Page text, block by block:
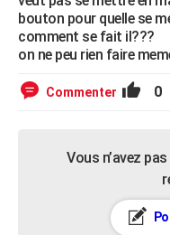
bouton pour quelle se
comment se fait il???
on ne peu rien faire
Commenter 0
Vous n’avez